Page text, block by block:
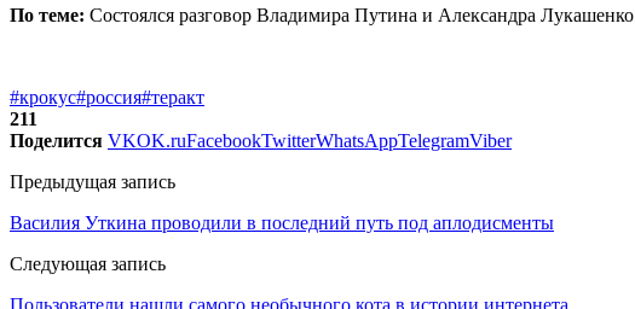
По теме: Состоялся разговор Владимира Путина и Александра Лукашенко
#крокус#россия#теракт
211
Поделится VKOK.ruFacebookTwitterWhatsAppTelegramViber
Предыдущая запись
Василия Уткина проводили в последний путь под аплодисменты
Следующая запись
Пользователи нашли самого необычного кота в истории интернета